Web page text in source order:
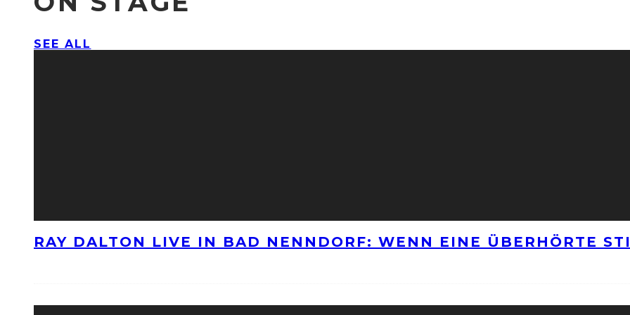
SEE ALL
RAY DALTON LIVE IN BAD NENNDORF: WENN EINE ÜBERHÖRTE